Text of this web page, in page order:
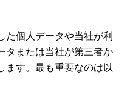
た個人データや当社が利
タまたは当社が第三者か
ます。最も重要なのは以